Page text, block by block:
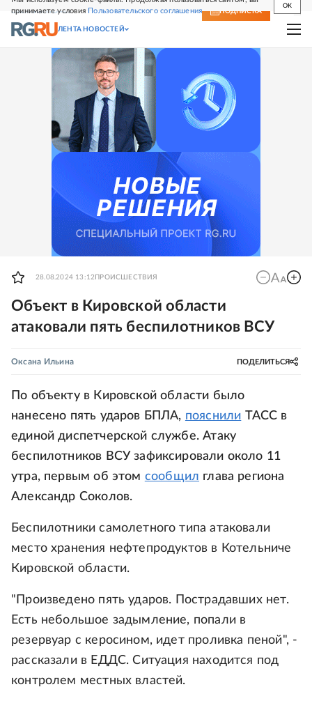
принимаете условия Пользовательского соглашения
OK
СВЕЖИЙ НОМЕР ПОДПИСКА
ЛЕНТА НОВОСТЕЙ
28.08.2024 13:12 ПРОИСШЕСТВИЯ
Объект в Кировской области
атаковали пять беспилотников ВСУ
Оксана Ильина ПОДЕЛИТЬСЯ
По объекту в Кировской области было
нанесено пять ударов БПЛА, пояснили ТАСС в
единой диспетчерской службе. Атаку
беспилотников ВСУ зафиксировали около 11
утра, первым об этом сообщил глава региона
Александр Соколов.
Беспилотники самолетного типа атаковали
место хранения нефтепродуктов в Котельниче
Кировской области.
"Произведено пять ударов. Пострадавших нет.
Есть небольшое задымление, попали в
резервуар с керосином, идет проливка пеной", -
рассказали в ЕДДС. Ситуация находится под
контролем местных властей.